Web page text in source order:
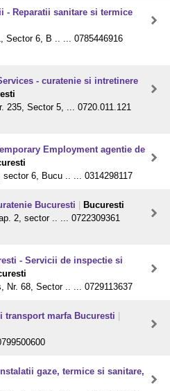
- Reparatii sanitare si termice
Sector 6, B .. ... 0785446916
- curatenie si intretinere
235, Sector 5, ... 0720.011.121
Employment agentie de
sector 6, Bucu .. ... 0314298117
Bucuresti
Bucuresti
2, sector .. ... 0722309361
- Servicii de inspectie si
Nr. 68, Sector .. ... 0729113637
transport marfa Bucuresti
gaze, termice si sanitare,